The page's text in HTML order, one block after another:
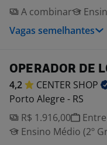
A combinar
Vagas semelhantes
OPERADOR DE
4,2 CENTER SHOP
Porto Alegre - RS
R$ 1.916,00
Ensino Médio (2º